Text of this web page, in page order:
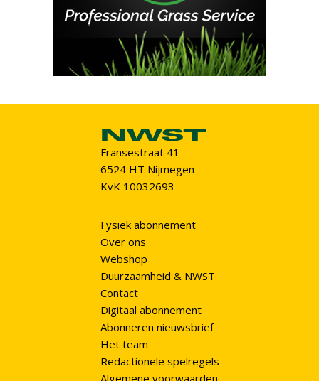
Fransestraat 41
6524 HT Nijmegen
KvK 10032693
Fysiek abonnement
Over ons
Webshop
Duurzaamheid & NWST
Contact
Digitaal abonnement
Abonneren nieuwsbrief
Het team
Redactionele spelregels